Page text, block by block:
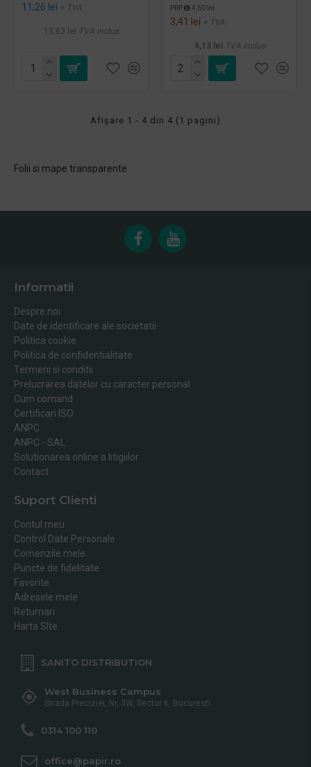
11,26 lei + TVA
13,62 lei TVA inclus
PRP 4,60 lei
3,41 lei + TVA
4,13 lei TVA inclus
Afişare 1 - 4 din 4 (1 pagini)
Folii si mape transparente
Informatii
Despre noi
Date de identificare ale societatii
Politica cookie
Politica de confidentialitate
Termeni si conditii
Prelucrarea datelor cu caracter personal
Cum comand
Certificari ISO
ANPC
ANPC - SAL
Solutionarea online a litigiilor
Contact
Suport Clienti
Contul meu
Control Date Personale
Comenzile mele
Puncte de fidelitate
Favorite
Adresele mele
Returnari
Harta SIte
SANITO DISTRIBUTION
West Business Campus
Strada Preciziei, Nr, 3W, Sector 6, Bucuresti
0314 100 110
office@papir.ro